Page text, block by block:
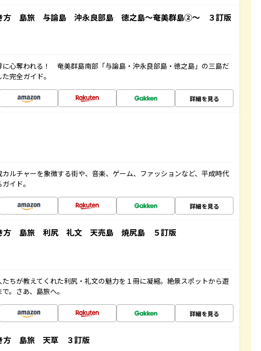
方 島旅 与論島 沖永良部島 徳之島～奄美群島②～ ３訂版
に心奪われる！ 奄美群島南部「与論島・沖永良部島・徳之島」の三島だ
完全ガイド。
詳細を見る
ルチャーを象徴する街や、音楽、ゲーム、ファッションなど、平成時代
イド。
詳細を見る
方 島旅 利尻 礼文 天売島 焼尻島 ５訂版
ちが教えてくれた利尻・礼文の魅力を１冊に凝縮。絶景スポットから遊
。さあ、島旅へ。
詳細を見る
方 島旅 天草 ３訂版